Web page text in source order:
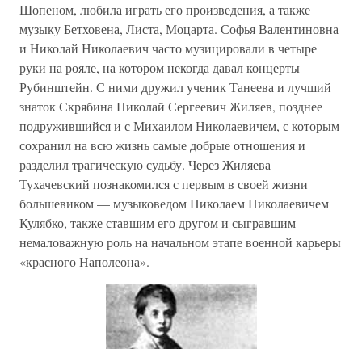
Шопеном, любила играть его произведения, а также
музыку Бетховена, Листа, Моцарта. Софья Валентиновна
и Николай Николаевич часто музицировали в четыре
руки на рояле, на котором некогда давал концерты
Рубинштейн. С ними дружил ученик Танеева и лучший
знаток Скрябина Николай Сергеевич Жиляев, позднее
подружившийся и с Михаилом Николаевичем, с которым
сохранил на всю жизнь самые добрые отношения и
разделил трагическую судьбу. Через Жиляева
Тухачевский познакомился с первым в своей жизни
большевиком — музыковедом Николаем Николаевичем
Кулябко, также ставшим его другом и сыгравшим
немаловажную роль на начальном этапе военной карьеры
«красного Наполеона».